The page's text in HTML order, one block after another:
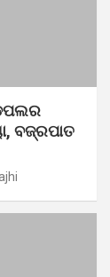
ବଜ୍ରପାତ